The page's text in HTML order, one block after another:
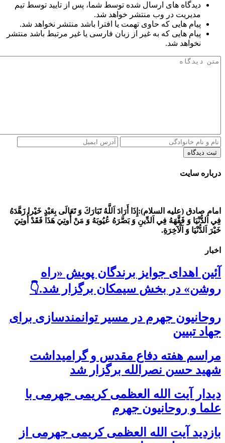
دیدگاه های ارسال شده توسط شما، پس از تایید توسط تیم
مدیریت در وب منتشر خواهد شد.
پیام هایی که حاوی تهمت یا افترا باشد منتشر نخواهد شد.
پیام هایی که به غیر از زبان فارسی یا غیر مرتبط باشد منتشر
نخواهد شد.
ثبت دیدگاه
درباره سایت
امام صادق (علیه السلام): إِذَا أَرَادَ اَللَّهُ تَبَارَكَ وَ تَعَالَى بِعَبْدٍ خَيْرا زَهَّدَهُ
فِي اَلدُّنْيَا وَ فَقَّهَهُ فِي اَلدِّينِ وَ بَصَّرَهُ عُيُوبَهُ وَ مَنْ أُوتِيَ هَذَا فَقَدْ أُوتِيَ
خَيْرَ اَلدُّنْيَا وَ اَلْآخِرَةِ.
اخبار
آئین اهدای جوایز برندگان پویش «راه
روشن» در بخش سیمکان برگزار شد.👇
روحانیون جهرم در مسیر توانمندسازی برای
جهاد تبیین
مراسم هفته دفاع مقدس و گرامیداشت
شهید حسن نصرالله برگزار شد
دیدار آیت الله العظمی کریمی جهرمی با
علما و روحانیون جهرم
بازدید آیت الله العظمی کریمی جهرمی از